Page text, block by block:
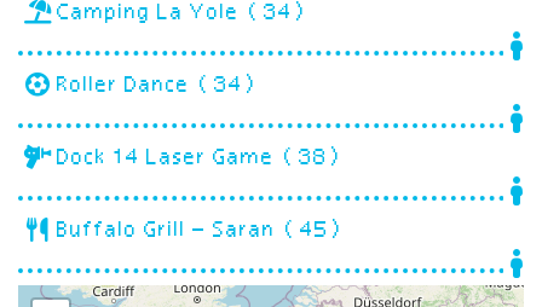
Camping La Yole (34)
Roller Dance (34)
Dock 14 Laser Game (38)
Buffalo Grill – Saran (45)